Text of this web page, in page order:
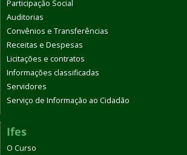
Participação Social
Auditorias
Convênios e Transferências
Receitas e Despesas
Licitações e contratos
Informações classificadas
Servidores
Serviço de Informação ao Cidadão
Ifes
O Curso